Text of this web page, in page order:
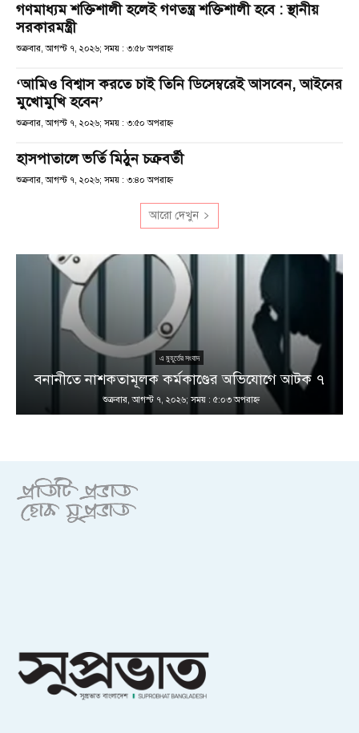
গণমাধ্যম শক্তিশালী হলেই গণতন্ত্র শক্তিশালী হবে : স্থানীয়
সরকারমন্ত্রী
শুক্রবার, আগস্ট ৭, ২০২৬; সময় : ৩:৫৮ অপরাহ্ণ
‘আমিও বিশ্বাস করতে চাই তিনি ডিসেম্বরেই আসবেন, আইনের
মুখোমুখি হবেন’
শুক্রবার, আগস্ট ৭, ২০২৬; সময় : ৩:৫০ অপরাহ্ণ
হাসপাতালে ভর্তি মিঠুন চক্রবর্তী
শুক্রবার, আগস্ট ৭, ২০২৬; সময় : ৩:৪০ অপরাহ্ণ
আরো দেখুন
এ মুহূর্তের সংবাদ
বনানীতে নাশকতামূলক কর্মকাণ্ডের অভিযোগে আটক ৭
শুক্রবার, আগস্ট ৭, ২০২৬; সময় : ৫:০৩ অপরাহ্ণ